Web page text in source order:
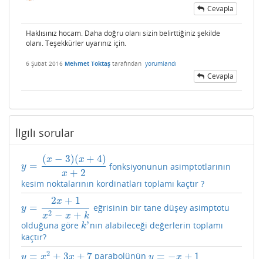
Cevapla
Haklısınız hocam. Daha doğru olanı sizin belirttiğiniz şekilde
olanı. Teşekkürler uyarınız için.
6 Şubat 2016 Mehmet Toktaş tarafından yorumlandı
Cevapla
İlgili sorular
y =
(x − 3)(x + 4)
x + 2
y= (x− 3)(x+4)x+2
fonksiyonunun asimptotlarının
kesim noktalarının kordinatları toplamı kaçtır ?
y =
2x + 1
x2 − x + k
y= 2x +1x2−x+k
eğrisinin bir tane düşey asimptotu
olduğuna göre k'
k' nın alabileceği değerlerin toplamı
kaçtır?
= 2 + 3 + 7 parabolünün = − + 1